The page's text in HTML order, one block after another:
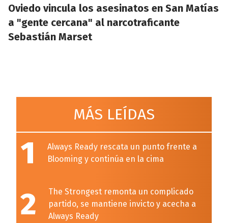
Oviedo vincula los asesinatos en San Matías
a "gente cercana" al narcotraficante
Sebastián Marset
MÁS LEÍDAS
1
Always Ready rescata un punto frente a
Blooming y continúa en la cima
2
The Strongest remonta un complicado
partido, se mantiene invicto y acecha a
Always Ready